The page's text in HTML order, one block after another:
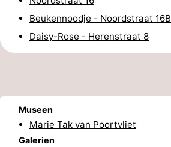
Route
Adressen
Region
Beukennoodje - Noordstraat 16B
Daisy-Rose - Herenstraat 8
Museen
Marie Tak van Poortvliet
Galerien